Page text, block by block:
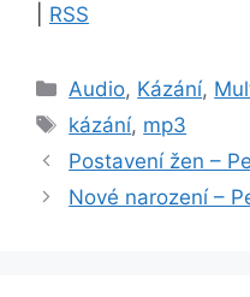
RSS
Rubriky
Audio, Kázání,
Štítky
kázání, mp3
Postavení žen –
Nové narození –